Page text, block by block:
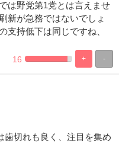
は野党第1党とは言えませ
新が急務ではないでしょ
支持低下は同じですね、
-
+
%
Complete
100%
Complete
16
歯切れも良く、注目を集め